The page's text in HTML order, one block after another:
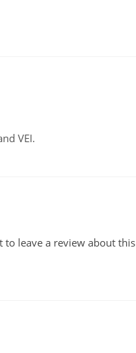
VEI.
leave a review about